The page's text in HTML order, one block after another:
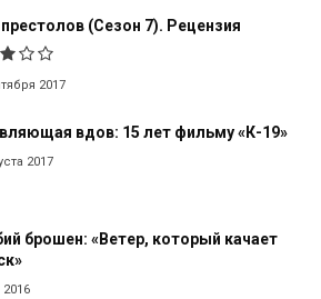
престолов (Сезон 7). Рецензия
2017
вдов: 15 лет фильму «К-19»
2017
брошен: «Ветер, который качает
2016